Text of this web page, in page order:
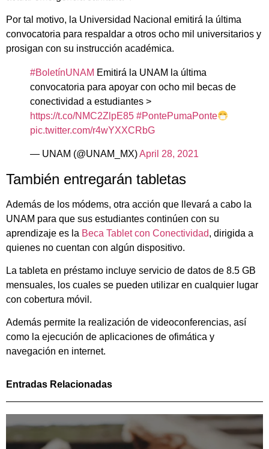
Por tal motivo, la Universidad Nacional emitirá la última
convocatoria para respaldar a otros ocho mil universitarios y
prosigan con su instrucción académica.
#BoletínUNAM Emitirá la UNAM la última
convocatoria para apoyar con ocho mil becas de
conectividad a estudiantes >
https://t.co/NMC2ZlpE85 #PontePumaPonte
pic.twitter.com/r4wYXXCRbG
— UNAM (@UNAM_MX)April 28, 2021
También entregarán tabletas
Además de los módems, otra acción que llevará a cabo la
UNAM para que sus estudiantes continúen con su
aprendizaje es la Beca Tablet con Conectividad, dirigida a
quienes no cuentan con algún dispositivo.
La tableta en préstamo incluye servicio de datos de 8.5 GB
mensuales, los cuales se pueden utilizar en cualquier lugar
con cobertura móvil.
Además permite la realización de videoconferencias, así
como la ejecución de aplicaciones de ofimática y
navegación en internet.
Entradas Relacionadas